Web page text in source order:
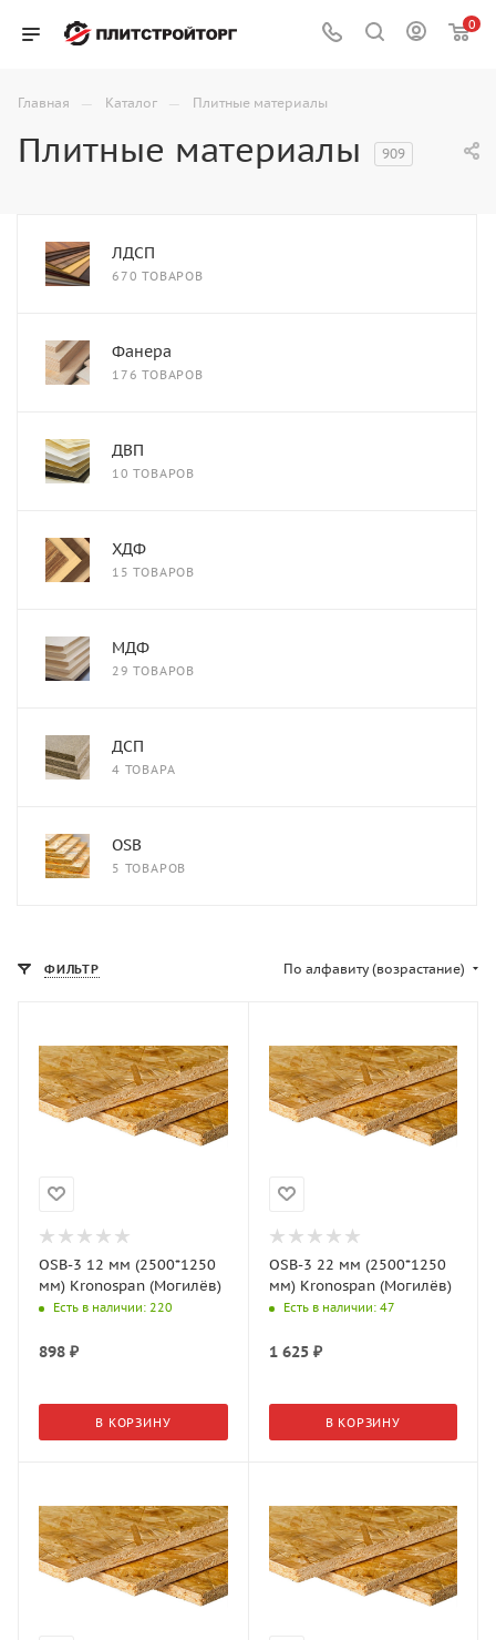
0
Главная — Каталог — Плитные материалы
Плитные материалы 909
ЛДСП
670 ТОВАРОВ
Фанера
176 ТОВАРОВ
ДВП
10 ТОВАРОВ
ХДФ
15 ТОВАРОВ
МДФ
29 ТОВАРОВ
ДСП
4 ТОВАРА
OSB
5 ТОВАРОВ
ФИЛЬТР По алфавиту (возрастание)
OSB-3 12 мм (2500*1250
мм) Kronospan (Могилёв)
Есть в наличии: 220
898 ₽
В КОРЗИНУ
OSB-3 22 мм (2500*1250
мм) Kronospan (Могилёв)
Есть в наличии: 47
1 625₽
В КОРЗИНУ